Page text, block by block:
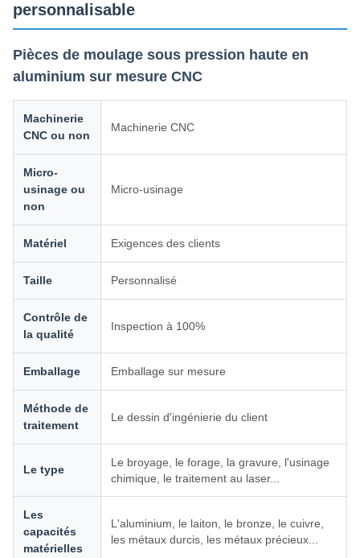
personnalisable
Pièces de moulage sous pression haute en
aluminium sur mesure CNC
Machinerie
CNC ou non
Machinerie CNC
Micro-
usinage ou
non
Micro-usinage
Matériel Exigences des clients
Taille Personnalisé
Contrôle de
la qualité
Inspection à 100%
Emballage Emballage sur mesure
Méthode de
traitement
Le dessin d'ingénierie du client
Le type
Le broyage, le forage, la gravure, l'usinage
chimique, le traitement au laser...
Les
capacités
matérielles
L'aluminium, le laiton, le bronze, le cuivre,
les métaux durcis, les métaux précieux...